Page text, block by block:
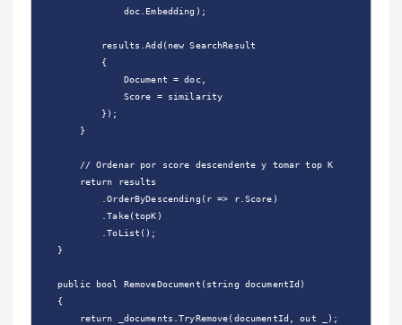
                doc.Embedding);
            results.Add(new SearchResult
            {
                Document = doc,
                Score = similarity
            });
        }
        // Ordenar por score descendente y tomar top K
        return results
            .OrderByDescending(r => r.Score)
            .Take(topK)
            .ToList();
    }
    public bool RemoveDocument(string documentId)
    {
        return _documents.TryRemove(documentId, out _);